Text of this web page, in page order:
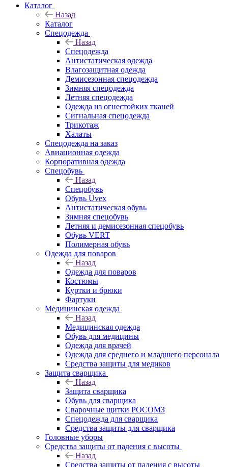
Каталог
Назад
Каталог
Спецодежда
Назад
Спецодежда
Антистатическая одежда
Влагозащитная одежда
Демисезонная спецодежда
Зимняя спецодежда
Летняя спецодежда
Одежда из огнестойких тканей
Сигнальная спецодежда
Трикотаж
Халаты
Спецодежда на заказ
Авиационная одежда
Корпоративная одежда
Спецобувь
Назад
Спецобувь
Обувь Uvex
Антистатическая обувь
Зимняя спецобувь
Летняя и демисезонная спецобувь
Обувь VERT
Полимерная обувь
Одежда для поваров
Назад
Одежда для поваров
Костюмы
Куртки и брюки
Фартуки
Медицинская одежда
Назад
Медицинская одежда
Обувь для медицины
Одежда для врачей
Одежда для среднего и младшего персонала
Средства защиты для медиков
Защита сварщика
Назад
Защита сварщика
Обувь для сварщика
Сварочные щитки РОСОМЗ
Спецодежда для сварщика
Средства защиты для сварщика
Головные уборы
Средства защиты от падения с высоты
Назад
Средства защиты от падения с высоты